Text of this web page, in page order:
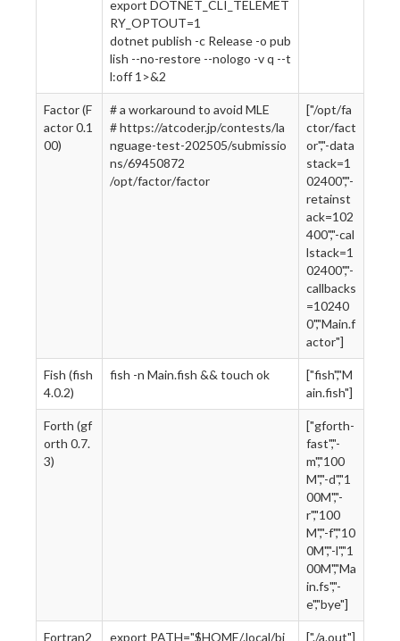
export DOTNET_CLI_TELEMET
RY_OPTOUT=1
dotnet publish -c Release -o pub
lish --no-restore --nologo -v q --t
l:off 1>&2
Factor (F
actor 0.1
00)
# a workaround to avoid MLE
# https://atcoder.jp/contests/la
nguage-test-202505/submissio
ns/69450872
/opt/factor/factor
["/opt/fa
ctor/fact
or","-data
stack=1
02400","-
retainst
ack=102
400","-cal
lstack=1
02400","-
callbacks
=10240
0","Main.f
actor"]
Fish (fish
4.0.2)
fish -n Main.fish && touch ok
["fish","M
ain.fish"]
Forth (gf
orth 0.7.
3)
["gforth-
fast","-
m","100
M","-d","1
00M","-
r","100
M","-f","10
0M","-l","1
00M","Ma
in.fs","-
e","bye"]
Fortran2
export PATH="$HOME/.local/bi
["./a.out"]